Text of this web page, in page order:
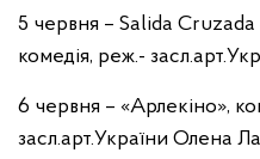
5 червня – Salida
комедія, реж.-
6 червня – «Арлекіно»,
засл.арт.України Олена